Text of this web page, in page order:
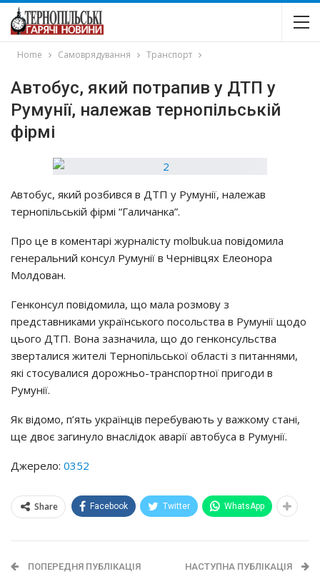
Home Самоврядування Транспорт
Автобус, який потрапив у ДТП у
Румунії, належав тернопільській
фірмі
Автобус, який розбився в ДТП у Румунії, належав
тернопільській фірмі “Галичанка”.
Про це в коментарі журналісту molbuk.ua повідомила
генеральний консул Румунії в Чернівцях Елеонора
Молдован.
Генконсул повідомила, що мала розмову з
представниками українського посольства в Румунії щодо
цього ДТП. Вона зазначила, що до генконсульства
зверталися жителі Тернопільської області з питаннями,
які стосувалися дорожньо-транспортної пригоди в
Румунії.
Як відомо, п’ять українців перебувають у важкому стані,
ще двоє загинуло внаслідок аварії автобуса в Румунії.
Джерело: 0352
Share Facebook Twitter WhatsApp
ПОПЕРЕДНЯ ПУБЛІКАЦІЯ НАСТУПНА ПУБЛІКАЦІЯ